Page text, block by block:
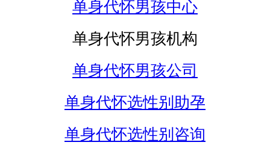
单身代怀男孩中心
单身代怀男孩机构
单身代怀男孩公司
单身代怀选性别助孕
单身代怀选性别咨询